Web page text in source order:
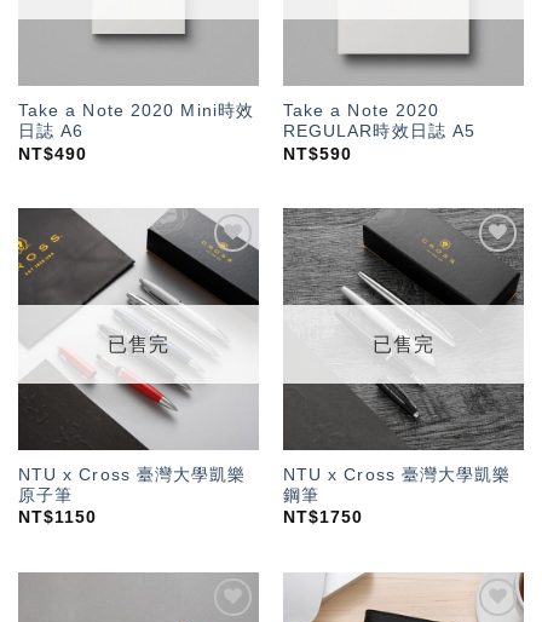
Take a Note 2020 Mini時效
日誌 A6
NT$490
Take a Note 2020
REGULAR時效日誌 A5
NT$590
加入
「願
望輕
已售完
NTU x Cross 臺灣大學凱樂
原子筆
NT$1150
加入
「願
望輕
已售完
NTU x Cross 臺灣大學凱樂
鋼筆
NT$1750